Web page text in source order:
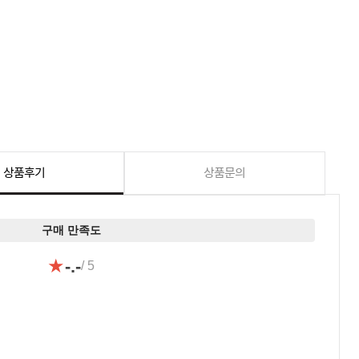
상품후기 상품문의
구매 만족도
★-.-/ 5